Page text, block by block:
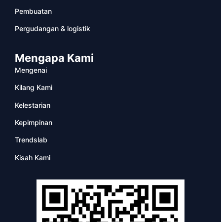
Pembuatan
Pergudangan & logistik
Mengapa Kami
Mengenai
Kilang Kami
Kelestarian
Kepimpinan
Trendslab
Kisah Kami